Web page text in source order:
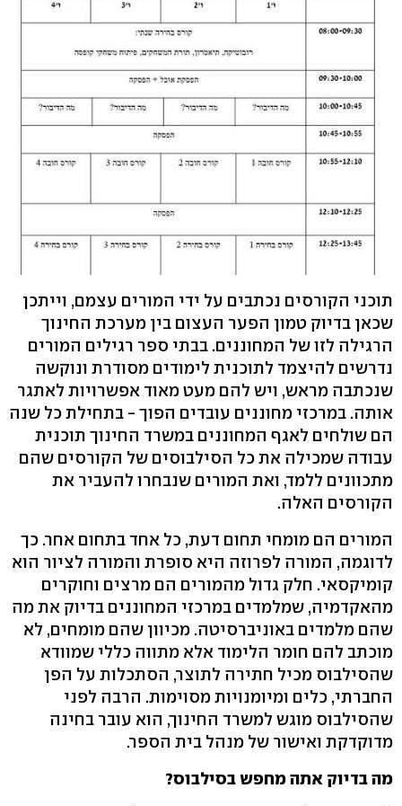
תוכני הקורסים נכתבים על ידי המורים עצמם, וייתכן
שכאן בדיוק טמון הפער העצום בין מערכת החינוך
הרגילה לזו של המחוננים. בבתי ספר רגילים המורים
נדרשים להיצמד לתוכנית לימודים מסודרת ונוקשה
שנכתבה מראש, ויש להם מעט מאוד אפשרויות לאתגר
אותה. במרכזי מחוננים עובדים הפוך - בתחילת כל שנה
הם שולחים לאגף המחוננים במשרד החינוך תוכנית
עבודה שמכילה את כל הסילבוסים של הקורסים שהם
מתכוונים ללמד, ואת המורים שנבחרו להעביר את
הקורסים האלה.
המורים הם מומחי תחום דעת, כל אחד בתחום אחר. כך
לדוגמה, המורה לפרוזה היא סופרת והמורה לציור הוא
קומיקסאי. חלק גדול מהמורים הם מרצים וחוקרים
מהאקדמיה, שמלמדים במרכזי המחוננים בדיוק את מה
שהם מלמדים באוניברסיטה. מכיוון שהם מומחים, לא
מוכתב להם חומר הלימוד אלא מתווה כללי שמוודא
שהסילבוס מכיל חתירה לתוצר, הסתכלות על הפן
החברתי, כלים ומיומנויות מסוימות. הרבה לפני
שהסילבוס מוגש למשרד החינוך, הוא עובר בחינה
מדוקדקת ואישור של מנהל בית הספר.
מה בדיוק אתה מחפש בסילבוס?